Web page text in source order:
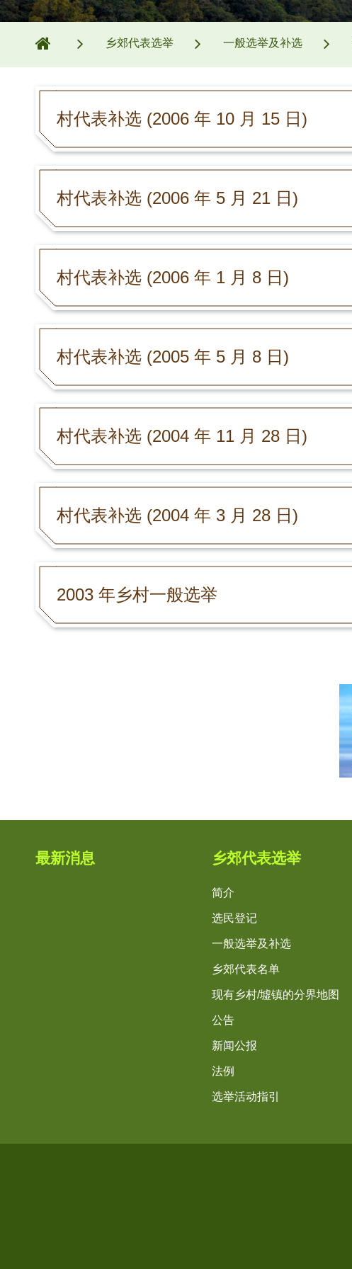
乡郊代表选举 一般选举及补选
村代表补选 (2006 年 10 月 15 日)
村代表补选 (2006 年 5 月 21 日)
村代表补选 (2006 年 1 月 8 日)
村代表补选 (2005 年 5 月 8 日)
村代表补选 (2004 年 11 月 28 日)
村代表补选 (2004 年 3 月 28 日)
2003 年乡村一般选举
最新消息 乡郊代表选举
简介
选民登记
一般选举及补选
乡郊代表名单
现有乡村/墟镇的分界地图
公告
新闻公报
法例
选举活动指引